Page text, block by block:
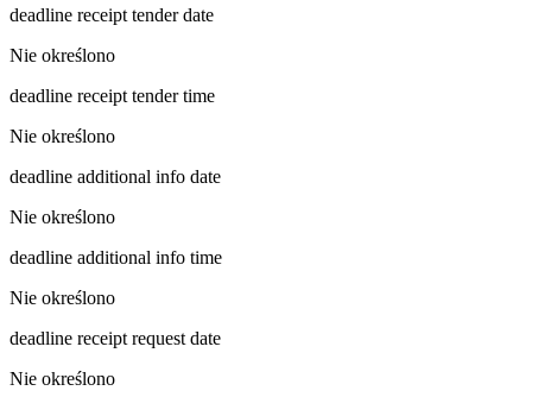
deadline receipt tender date
Nie określono
deadline receipt tender time
Nie określono
deadline additional info date
Nie określono
deadline additional info time
Nie określono
deadline receipt request date
Nie określono